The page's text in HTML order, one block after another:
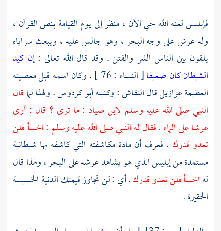
فإبليس لعنه الله حي الآن ، منظر إلى يوم القيامة بنص القرآن ،
وله عرش على وجه البحر ، وهو جالس عليه ، ويبعث سراياه
يلقون بين الناس الشر والفتن . وقد قال الله تعالى :إن كيد
الشيطان كان ضعيفا
[ النساء : 76 ] . وكان اسمه قبل معصيته
العظيمة عزازيل قالالنقاش: وكنيته أبو كردوس . ولهذا لماقال
النبي صلى الله عليه وسلم لابن صياد : ما ترى ؟ قال : أرى
عرشا على الماء . فقال له النبي صلى الله عليه وسلم : اخسأ فلن
تعدو قدرك . فعرف أن مادة مكاشفته التي كاشفه بها شيطانية
مستمدة من إبليس الذي هو يشاهد عرشه على البحر ، ولهذا قال
لهاخسأ فلن تعدو قدرك. أي : لن تجاوز قيمتك الدنية الخسيسة
الحقيرة .